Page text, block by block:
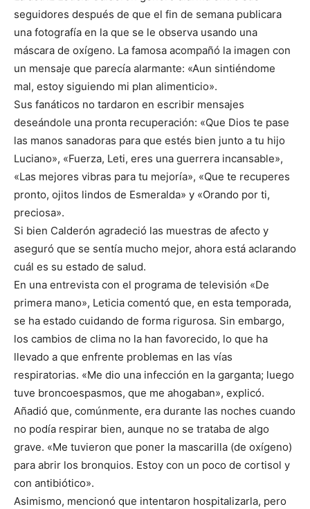
seguidores después de que el fin de semana publicara
una fotografía en la que se le observa usando una
máscara de oxígeno. La famosa acompañó la imagen con
un mensaje que parecía alarmante: «Aun sintiéndome
mal, estoy siguiendo mi plan alimenticio».
Sus fanáticos no tardaron en escribir mensajes
deseándole una pronta recuperación: «Que Dios te pase
las manos sanadoras para que estés bien junto a tu hijo
Luciano», «Fuerza, Leti, eres una guerrera incansable»,
«Las mejores vibras para tu mejoría», «Que te recuperes
pronto, ojitos lindos de Esmeralda» y «Orando por ti,
preciosa».
Si bien Calderón agradeció las muestras de afecto y
aseguró que se sentía mucho mejor, ahora está aclarando
cuál es su estado de salud.
En una entrevista con el programa de televisión «De
primera mano», Leticia comentó que, en esta temporada,
se ha estado cuidando de forma rigurosa. Sin embargo,
los cambios de clima no la han favorecido, lo que ha
llevado a que enfrente problemas en las vías
respiratorias. «Me dio una infección en la garganta; luego
tuve broncoespasmos, que me ahogaban», explicó.
Añadió que, comúnmente, era durante las noches cuando
no podía respirar bien, aunque no se trataba de algo
grave. «Me tuvieron que poner la mascarilla (de oxígeno)
para abrir los bronquios. Estoy con un poco de cortisol y
con antibiótico».
Asimismo, mencionó que intentaron hospitalizarla, pero